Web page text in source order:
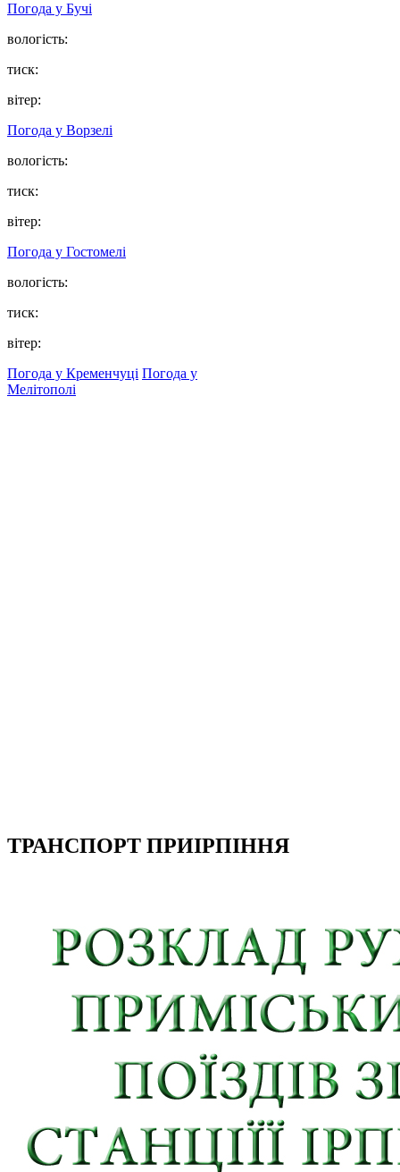
Погода у Бучі
вологість:
тиск:
вітер:
Погода у Ворзелі
вологість:
тиск:
вітер:
Погода у Гостомелі
вологість:
тиск:
вітер:
Погода у Кременчуці Погода у
Мелітополі
ТРАНСПОРТ ПРИІРПІННЯ